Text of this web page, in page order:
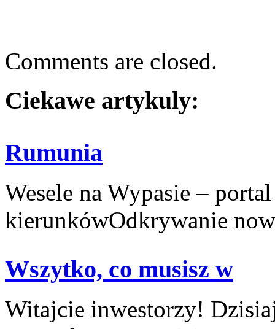
Comments are closed.
Ciekawe artykuly:
Rumunia
Wesele na Wypasie –
kierunkówOdkrywanie
Wszytko, co musisz w
Witajcie inwestorzy!